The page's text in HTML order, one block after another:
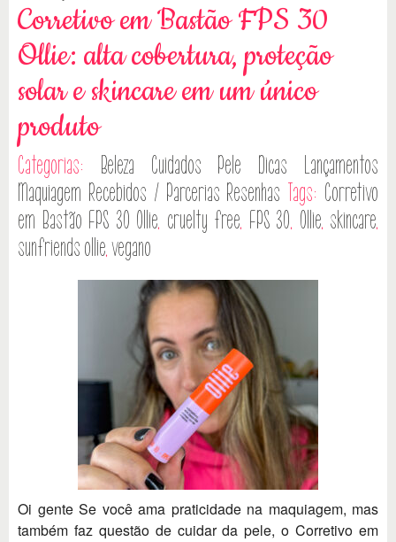
Corretivo em Bastão FPS 30
Ollie: alta cobertura, proteção
solar e skincare em um único
produto
Categorias: Beleza Cuidados Pele Dicas
Lançamentos
Maquiagem Recebidos / Parcerias Resenhas Tags: Corretivo
em Bastão FPS 30 Ollie, cruelty free, FPS 30, Ollie, skincare,
sunfriends ollie,vegano
Oi gente Se você ama praticidade na maquiagem, mas
também faz questão de cuidar da pele, o Corretivo em